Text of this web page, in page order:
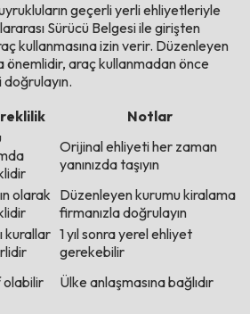
geçerli yerli ehliyetleriyle
Sürücü Belgesi ile girişten
kullanmasına izin verir. Düzenleyen
önemlidir, araç kullanmadan önce
Notlar
Orijinal ehliyeti her zaman
yanınızda taşıyın
olarak
Düzenleyen kurumu kiralama
firmanızla doğrulayın
kurallar 1 yıl sonra yerel ehliyet
gerekebilir
olabilir Ülke anlaşmasına bağlıdır